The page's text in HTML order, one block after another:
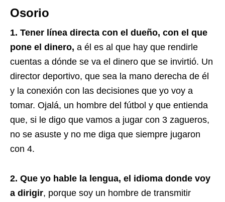
Osorio
1. Tener línea directa con el dueño, con el que
pone el dinero, a él es al que hay que rendirle
cuentas a dónde se va el dinero que se invirtió. Un
director deportivo, que sea la mano derecha de él
y la conexión con las decisiones que yo voy a
tomar. Ojalá, un hombre del fútbol y que entienda
que, si le digo que vamos a jugar con 3 zagueros,
no se asuste y no me diga que siempre jugaron
con 4.
2. Que yo hable la lengua, el idioma donde voy
a dirigir, porque soy un hombre de transmitir